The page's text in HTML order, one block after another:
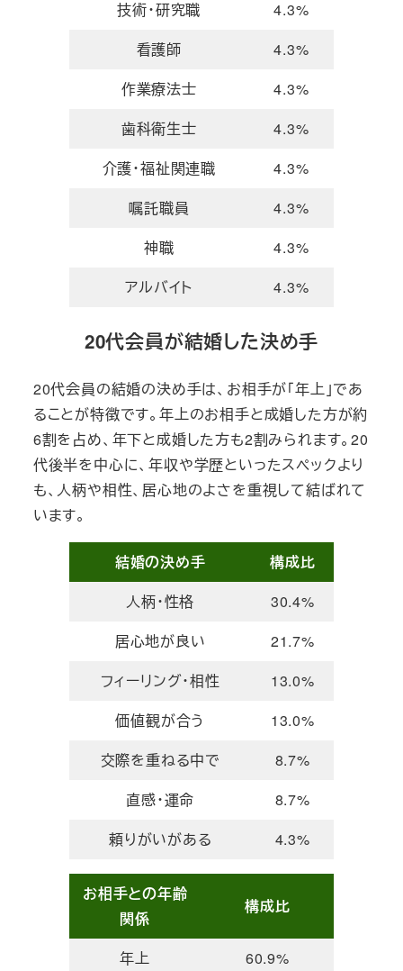
技術・研究職
4.3%
看護師
4.3%
作業療法士
4.3%
歯科衛生士
4.3%
介護・福祉関連職
4.3%
嘱託職員
4.3%
神職
4.3%
アルバイト
4.3%
20代会員が結婚した決め手
20代会員の結婚の決め手は、お相手が「年上」であ
ることが特徴です。年上のお相手と成婚した方が約
6割を占め、年下と成婚した方も2割みられます。20
代後半を中心に、年収や学歴といったスペックより
も、人柄や相性、居心地のよさを重視して結ばれて
います。
結婚の決め手
構成比
人柄・性格
30.4%
居心地が良い
21.7%
フィーリング・相性
13.0%
価値観が合う
13.0%
交際を重ねる中で
8.7%
直感・運命
8.7%
頼りがいがある
4.3%
お相手との年齢
関係
構成比
年上 60.9%